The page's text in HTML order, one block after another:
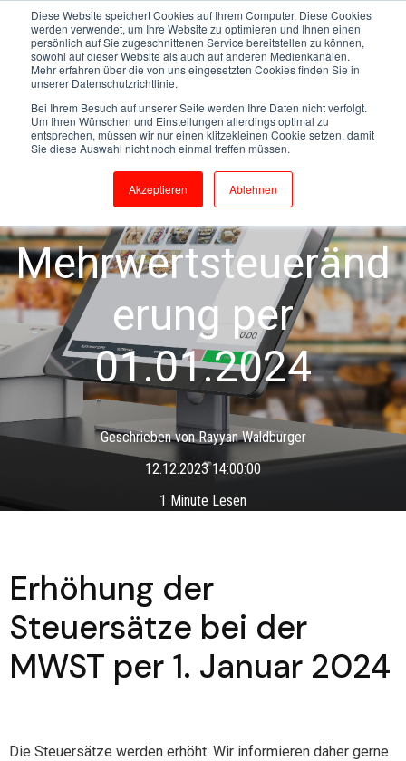
Diese Website speichert Cookies auf Ihrem Computer. Diese Cookies
werden verwendet, um Ihre Website zu optimieren und Ihnen einen
persönlich auf Sie zugeschnittenen Service bereitstellen zu können,
sowohl auf dieser Website als auch auf anderen Medienkanälen.
Mehr erfahren über die von uns eingesetzten Cookies finden Sie in
unserer Datenschutzrichtlinie.
Bei Ihrem Besuch auf unserer Seite werden Ihre Daten nicht verfolgt.
Um Ihren Wünschen und Einstellungen allerdings optimal zu
entsprechen, müssen wir nur einen klitzekleinen Cookie setzen, damit
Sie diese Auswahl nicht noch einmal treffen müssen.
Akzeptieren Ablehnen
Kunden Mit TCPOS Kassensystemen
Anpassung Der Mehrwertsteuer
TCPOS
XTouch TCPOS-Kassensystem
Mehrwertsteueränd
erung per
01.01.2024
Geschrieben vonRayyan Waldburger
12.12.2023 14:00:00
1 Minute Lesen
Erhöhung der
Steuersätze bei der
MWST per 1. Januar 2024
Die Steuersätze werden erhöht. Wir informieren daher gerne